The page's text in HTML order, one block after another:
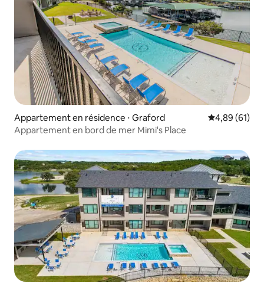
Appartement en résidence ⋅ Graford Évaluation
4,89 (61)
Appartement en bord de mer Mimi's Place